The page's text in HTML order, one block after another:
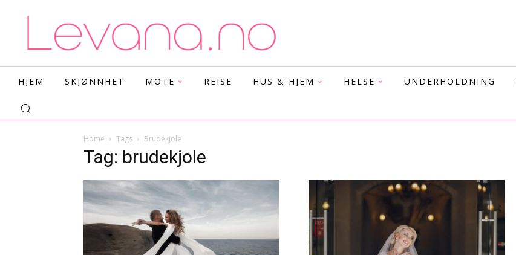
HJEM SKJØNNHET MOTE REISE HUS & HJEM HELSE UNDERHOLDNING
Home Tags Brudekjole
Tag: brudekjole